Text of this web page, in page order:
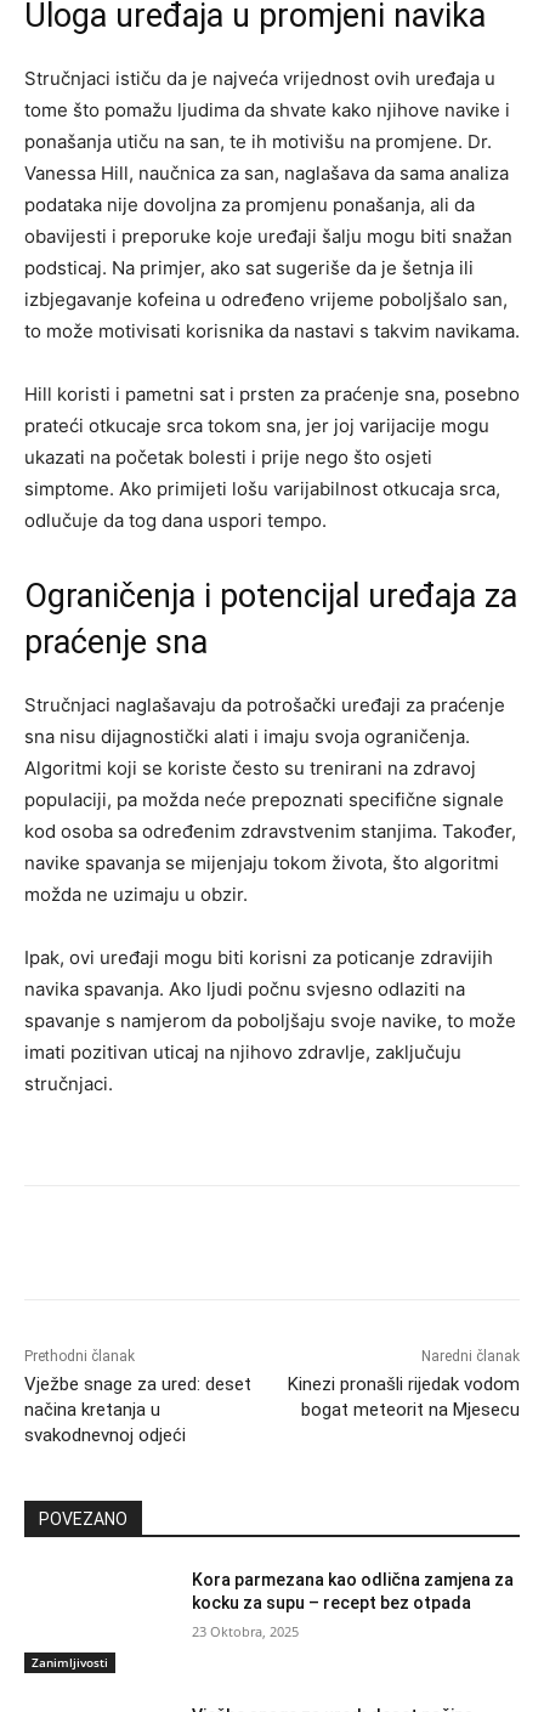
Uloga uređaja u promjeni navika
Stručnjaci ističu da je najveća vrijednost ovih uređaja u
tome što pomažu ljudima da shvate kako njihove navike i
ponašanja utiču na san, te ih motivišu na promjene. Dr.
Vanessa Hill, naučnica za san, naglašava da sama analiza
podataka nije dovoljna za promjenu ponašanja, ali da
obavijesti i preporuke koje uređaji šalju mogu biti snažan
podsticaj. Na primjer, ako sat sugeriše da je šetnja ili
izbjegavanje kofeina u određeno vrijeme poboljšalo san,
to može motivisati korisnika da nastavi s takvim navikama.
Hill koristi i pametni sat i prsten za praćenje sna, posebno
prateći otkucaje srca tokom sna, jer joj varijacije mogu
ukazati na početak bolesti i prije nego što osjeti
simptome. Ako primijeti lošu varijabilnost otkucaja srca,
odlučuje da tog dana uspori tempo.
Ograničenja i potencijal uređaja za
praćenje sna
Stručnjaci naglašavaju da potrošački uređaji za praćenje
sna nisu dijagnostički alati i imaju svoja ograničenja.
Algoritmi koji se koriste često su trenirani na zdravoj
populaciji, pa možda neće prepoznati specifične signale
kod osoba sa određenim zdravstvenim stanjima. Također,
navike spavanja se mijenjaju tokom života, što algoritmi
možda ne uzimaju u obzir.
Ipak, ovi uređaji mogu biti korisni za poticanje zdravijih
navika spavanja. Ako ljudi počnu svjesno odlaziti na
spavanje s namjerom da poboljšaju svoje navike, to može
imati pozitivan uticaj na njihovo zdravlje, zaključuju
stručnjaci.
Prethodni članak
Vježbe snage za ured: deset
načina kretanja u
svakodnevnoj odjeći
Naredni članak
Kinezi pronašli rijedak vodom
bogat meteorit na Mjesecu
POVEZANO
Zanimljivosti
Kora parmezana kao odlična zamjena za
kocku za supu – recept bez otpada
23 Oktobra, 2025